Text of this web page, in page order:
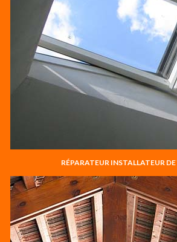
RÉPARATEUR INSTALLATEUR